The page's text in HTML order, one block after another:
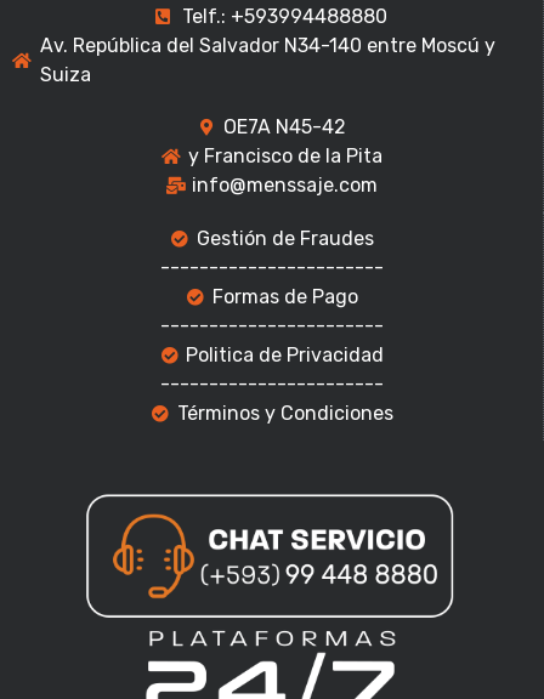
Telf.: +593994488880
Av. República del Salvador N34-140 entre Moscú y
Suiza
OE7A N45-42
y Francisco de la Pita
info@menssaje.com
Gestión de Fraudes
-----------------------
Formas de Pago
-----------------------
Politica de Privacidad
-----------------------
Términos y Condiciones